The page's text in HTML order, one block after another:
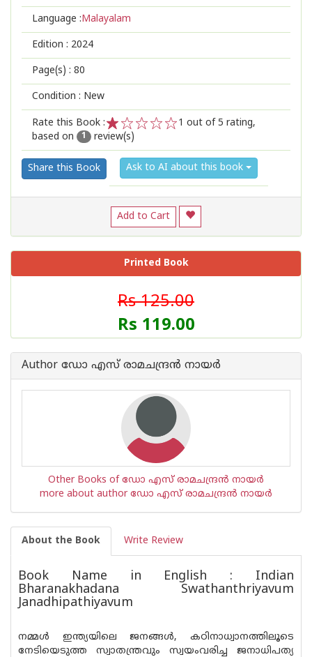
Language :Malayalam
Edition : 2024
Page(s) : 80
Condition : New
Rate this Book :
2
1
1 out of 5 rating,
based on
1 review(s)
Share this Book Ask to AI about this book
Add to Cart
Printed Book
Rs 125.00
Rs 119.00
Author ഡോ എസ് രാമചന്ദ്രന്‍ നായര്‍
Other Books of ഡോ എസ് രാമചന്ദ്രന്‍ നായര്‍
more about author ഡോ എസ് രാമചന്ദ്രന്‍ നായര്‍
About the Book Write Review
Book Name in English : Indian
Bharanakhadana Swathanthriyavum
Janadhipathiyavum
നമ്മൾ ഇന്ത്യയിലെ ജനങ്ങൾ, കഠിനാധ്വാനത്തിലൂടെ
നേടിയെടുത്ത സ്വാതന്ത്രവും സ്വയംവരിച്ച ജനാധിപത്യ